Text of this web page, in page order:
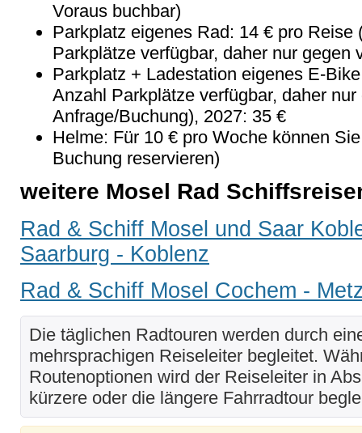
Voraus buchbar)
Parkplatz eigenes Rad: 14 € pro Reise
Parkplätze verfügbar, daher nur gegen
Parkplatz + Ladestation eigenes E-
Anzahl Parkplätze verfügbar, daher
Anfrage/Buchung), 2027: 35 €
Helme: Für 10 € pro Woche können
Buchung reservieren)
weitere Mosel Rad
Rad & Schiff Mosel und Saar
Saarburg - Koblenz
Rad & Schiff Mosel Cochem -
Die täglichen Radtouren werden durch
mehrsprachigen Reiseleiter begleitet.
Routenoptionen wird der Reiseleiter in
kürzere oder die längere Fahrradtour